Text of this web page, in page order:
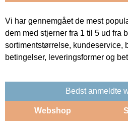
Vi har gennemgået de mest
dem med stjerner fra 1 til 5 ud fra
sortimentstørrelse, kundeservice,
betingelser, leveringsformer og
Bedst anmeldte
Webshop